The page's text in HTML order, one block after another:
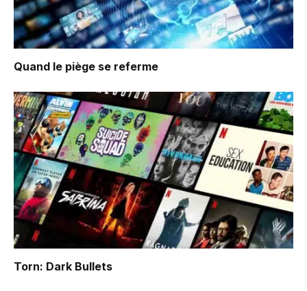
Quand le piège se referme
Torn: Dark Bullets